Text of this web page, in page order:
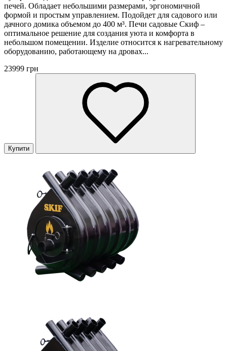
печей. Обладает небольшими размерами, эргономичной
формой и простым управлением. Подойдет для садового или
дачного домика объемом до 400 м³. Печи садовые Скиф –
оптимальное решение для создания уюта и комфорта в
небольшом помещении. Изделие относится к нагревательному
оборудованию, работающему на дровах...
23999 грн
Купити